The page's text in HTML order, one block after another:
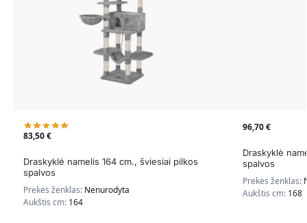
83,50€
Draskyklė namelis 164 cm., šviesiai pilkos
spalvos
Prekės ženklas: Nenurodyta
Aukštis cm: 164
96,70€
Draskyklė
spalvos
Prekės ženklas:
Aukštis cm: 168